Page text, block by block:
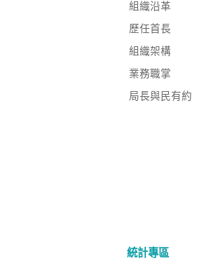
組織沿革
歷任首長
組織架構
業務職掌
局長與民有約
統計專區